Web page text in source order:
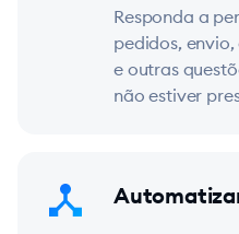
Responda a
pedidos,
e outras
não estiver